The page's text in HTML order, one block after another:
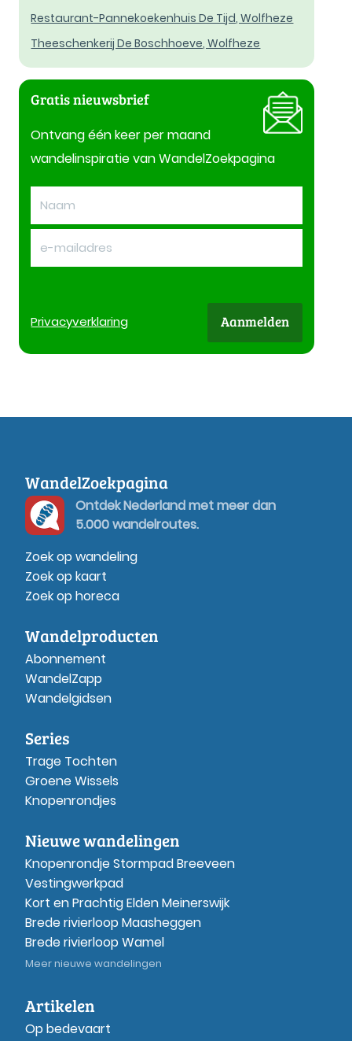
Restaurant-Pannekoekenhuis De Tijd, Wolfheze
Theeschenkerij De Boschhoeve, Wolfheze
Gratis nieuwsbrief
Ontvang één keer per maand
wandelinspiratie van WandelZoekpagina
Privacyverklaring Aanmelden
WandelZoekpagina
Ontdek Nederland met meer dan
5.000 wandelroutes.
Zoek op wandeling
Zoek op kaart
Zoek op horeca
Wandelproducten
Abonnement
WandelZapp
Wandelgidsen
Series
Trage Tochten
Groene Wissels
Knopenrondjes
Nieuwe wandelingen
Knopenrondje Stormpad Breeveen
Vestingwerkpad
Kort en Prachtig Elden Meinerswijk
Brede rivierloop Maasheggen
Brede rivierloop Wamel
Meer nieuwe wandelingen
Artikelen
Op bedevaart